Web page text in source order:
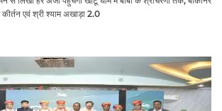
कीर्तन एवं श्री श्याम अखाड़ा 2.0